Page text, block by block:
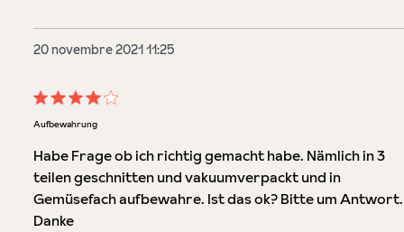
20 novembre 2021 11:25
Évaluation avec une note de 4 sur 5 étoiles
Aufbewahrung
Habe Frage ob ich richtig gemacht habe. Nämlich in 3
teilen geschnitten und vakuumverpackt und in
Gemüsefach aufbewahre. Ist das ok? Bitte um Antwort.
Danke